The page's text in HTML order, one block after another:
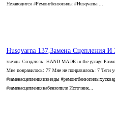
Незаводится #Ремонтбензопилы #Husqvarna ...
Husqvarna 137,Замена Сцепления И
звезды Создатель: HAND MADE in the garage
Мне понравилось: 77 Мне не понравилось: 7 Теги
#заменасцепленияизвезды
#заменасцеплениянабензопиле Источник...